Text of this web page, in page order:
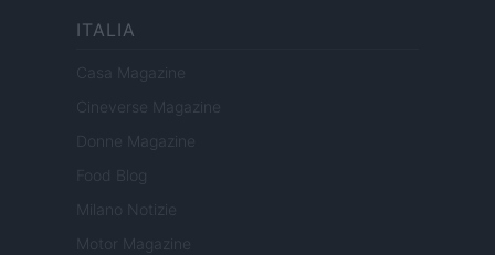
ITALIA
Casa Magazine
Cineverse Magazine
Donne Magazine
Food Blog
Milano Notizie
Motor Magazine